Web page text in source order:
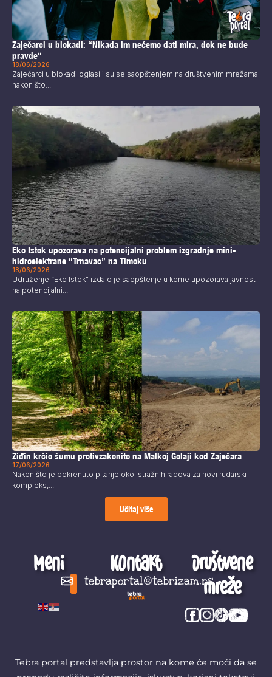
Zaječarci u blokadi: “Nikada im nećemo dati mira, dok ne bude
pravde“
18/06/2026
Zaječarci u blokadi oglasili su se saopštenjem na društvenim mrežama
nakon što...
Eko Istok upozorava na potencijalni problem izgradnje mini-
hidroelektrane “Trnavac” na Timoku
18/06/2026
Udruženje “Eko Istok” izdalo je saopštenje u kome upozorava javnost
na potencijalni...
Ziđin krčio šumu protivzakonito na Malkoj Golaji kod Zaječara
17/06/2026
Nakon što je pokrenuto pitanje oko istražnih radova za novi rudarski
kompleks,...
Učitaj više
Meni Kontakt
tebraportal@tebrizam.rs
Društvene
mreže
Tebra portal predstavlja prostor na kome će moći da se